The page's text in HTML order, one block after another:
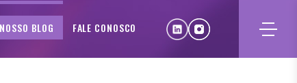
NOSSO BLOG FALE CONOSCO